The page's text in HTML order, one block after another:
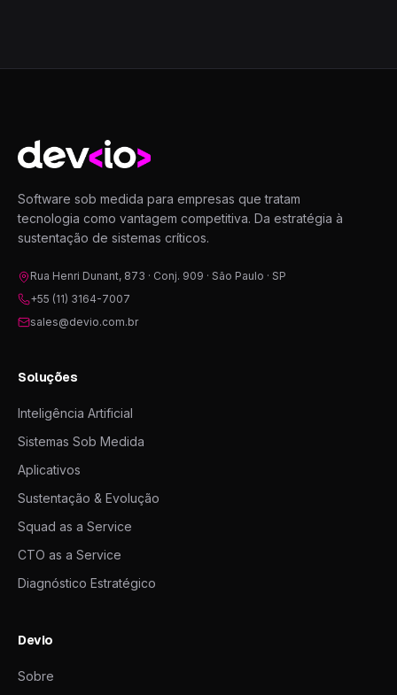
Devio
Software sob medida para empresas que tratam
tecnologia como vantagem competitiva. Da estratégia à
sustentação de sistemas críticos.
Rua Henri Dunant, 873 · Conj. 909 · São Paulo · SP
+55 (11) 3164-7007
sales@devio.com.br
Soluções
Inteligência Artificial
Sistemas Sob Medida
Aplicativos
Sustentação & Evolução
Squad as a Service
CTO as a Service
Diagnóstico Estratégico
Devio
Sobre